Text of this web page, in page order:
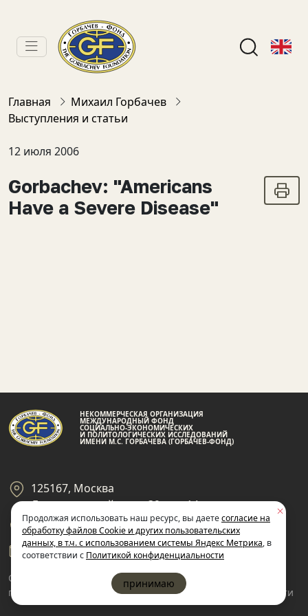
Главная
Михаил Горбачев
Выступления и статьи
12 июля 2006
Gorbachev: "Americans
Have a Severe Disease"
НЕКОММЕРЧЕСКАЯ ОРГАНИЗАЦИЯ
МЕЖДУНАРОДНЫЙ ФОНД
СОЦИАЛЬНО-ЭКОНОМИЧЕСКИХ
И ПОЛИТОЛОГИЧЕСКИХ ИССЛЕДОВАНИЙ
ИМЕНИ М.С. ГОРБАЧЕВА (ГОРБАЧЕВ-ФОНД)
125167, Москва
Ленинградский пр-кт 39, стр 14
+7 495 945-59-99
gf@gorby.ru
Cогласие на обработку
пользовательских данных
конфиденциальности
Продолжая использовать наш ресурс, вы даетесогласие на
обработку файлов Cookie и других пользовательских
данных, в т.ч. с использованием системы Яндекс Метрика, в
соответствии с Политикой конфиденциальности
принимаю